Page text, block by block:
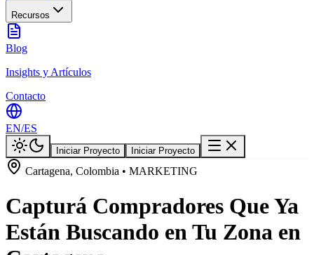
Recursos
Blog
Insights y Artículos
Contacto
EN/ES
Iniciar Proyecto Iniciar Proyecto
Cartagena, Colombia • MARKETING
Capturá Compradores Que Ya
Están Buscando en Tu Zona en